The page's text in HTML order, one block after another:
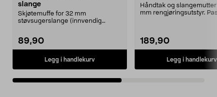
slange
Skjøtemuffe for 32 mm
støvsugerslange (innvendig
89,90
Legg i handlekurv
Håndtak og
mm rengjøringsutstyr.
189,90
Legg i handlekurv